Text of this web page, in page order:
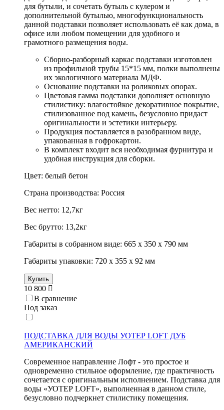
для бутыли, и сочетать бутыль с кулером и
дополнительной бутылью, многофункциональность
данной подставки позволяет использовать её как дома, в
офисе или любом помещении для удобного и
грамотного размещения воды.
Сборно-разборный каркас подставки изготовлен
из профильной трубы 15*15 мм, полки выполнены
их экологичного материала МДФ.
Основание подставки на роликовых опорах.
Цветовая гамма подставки дополняет основную
стилистику: влагостойкое декоративное покрытие,
стилизованное под камень, безусловно придаст
оригинальности и эстетики интерьеру.
Продукция поставляется в разобранном виде,
упакованная в гофрокартон.
В комплект входит вся необходимая фурнитура и
удобная инструкция для сборки.
Цвет: белый бетон
Страна производства: Россия
Вес нетто: 12,7кг
Вес брутто: 13,2кг
Габариты в собранном виде: 665 х 350 х 790 мм
Габариты упаковки: 720 х 355 х 92 мм
Купить
10 800
В сравнение
Под заказ
ПОДСТАВКА ДЛЯ ВОДЫ УОТЕР LOFT ДУБ
АМЕРИКАНСКИЙ
Современное направление Лофт - это простое и
одновременно стильное оформление, где практичность
сочетается с оригинальным исполнением. Подставка для
воды «УОТЕР LOFT», выполненная в данном стиле,
безусловно подчеркнет стилистику помещения.